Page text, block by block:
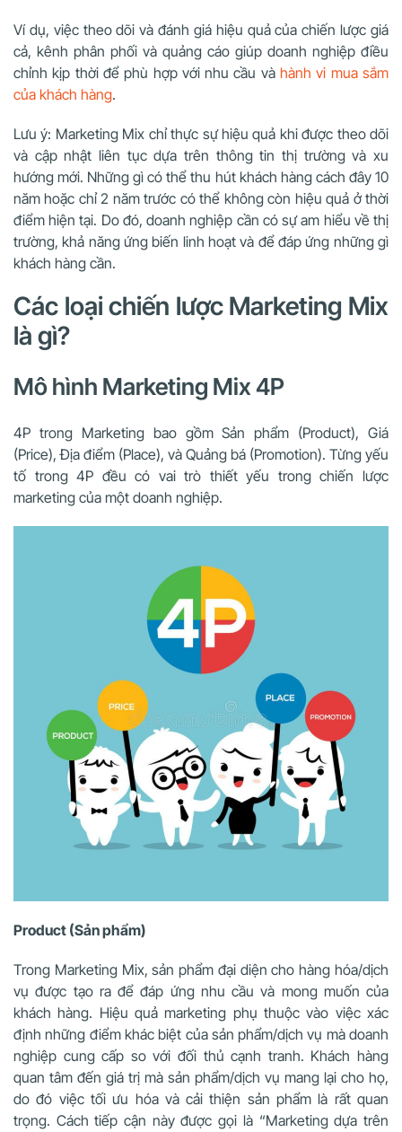
Ví dụ, việc theo dõi và đánh giá hiệu quả của chiến lược giá
cả, kênh phân phối và quảng cáo giúp doanh nghiệp điều
chỉnh kịp thời để phù hợp với nhu cầu vàhành vi mua sắm
của khách hàng.
Lưu ý: Marketing Mix chỉ thực sự hiệu quả khi được theo dõi
và cập nhật liên tục dựa trên thông tin thị trường và xu
hướng mới. Những gì có thể thu hút khách hàng cách đây 10
năm hoặc chỉ 2 năm trước có thể không còn hiệu quả ở thời
điểm hiện tại. Do đó, doanh nghiệp cần có sự am hiểu về thị
trường, khả năng ứng biến linh hoạt và để đáp ứng những gì
khách hàng cần.
Các loại chiến lược Marketing Mix
là gì?
Mô hình Marketing Mix 4P
4P trong Marketing bao gồm Sản phẩm (Product), Giá
(Price), Địa điểm (Place), và Quảng bá (Promotion). Từng yếu
tố trong 4P đều có vai trò thiết yếu trong chiến lược
marketing của một doanh nghiệp.
Product (Sản phẩm)
Trong Marketing Mix, sản phẩm đại diện cho hàng hóa/dịch
vụ được tạo ra để đáp ứng nhu cầu và mong muốn của
khách hàng. Hiệu quả marketing phụ thuộc vào việc xác
định những điểm khác biệt của sản phẩm/dịch vụ mà doanh
nghiệp cung cấp so với đối thủ cạnh tranh. Khách hàng
quan tâm đến giá trị mà sản phẩm/dịch vụ mang lại cho họ,
do đó việc tối ưu hóa và cải thiện sản phẩm là rất quan
trọng. Cách tiếp cận này được gọi là “Marketing dựa trên